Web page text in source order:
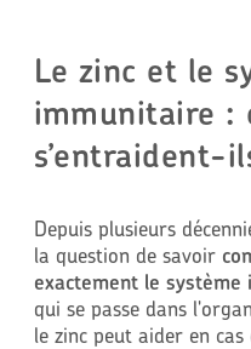
Le zinc et le
immunitaire :
s’entraident-
Depuis plusieurs
la question de savoir
exactement le système
qui se passe dans
le zinc peut aider en cas